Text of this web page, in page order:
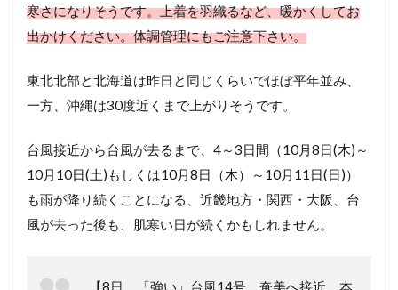
寒さになりそうです。上着を羽織るなど、暖かくしてお
出かけください。体調管理にもご注意下さい。
東北北部と北海道は昨日と同じくらいでほぼ平年並み、
一方、沖縄は30度近くまで上がりそうです。
台風接近から台風が去るまで、4～3日間（10月8日(木)～
10月10日(土)もしくは10月8日（木）～10月11日(日)）
も雨が降り続くことになる、近畿地方・関西・大阪、台
風が去った後も、肌寒い日が続くかもしれません。
【8日 「強い」台風14号 奄美へ接近 本